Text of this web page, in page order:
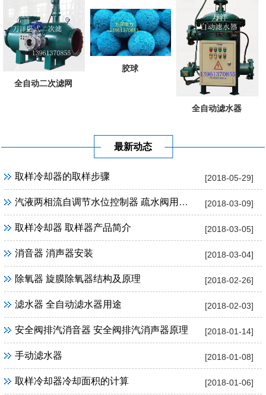
全自动二次滤网
胶球
全自动滤水器
最新动态
[2018-05-29]
取样冷却器的取样步骤
[2018-03-09]
汽液两相流自调节水位控制器 疏水阀用途及优点
[2018-03-05]
取样冷却器 取样器产品简介
[2018-03-04]
消音器 消声器安装
[2018-02-26]
除氧器 旋膜除氧器结构及原理
[2018-02-03]
滤水器 全自动滤水器用途
[2018-01-14]
安全阀排汽消音器 安全阀排汽消声器原理
[2018-01-08]
手动滤水器
[2018-01-06]
取样冷却器冷却面积的计算